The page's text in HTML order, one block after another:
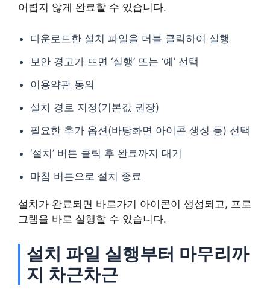
어렵지 않게 완료할 수 있습니다.
다운로드한 설치 파일을 더블 클릭하여 실행
보안 경고가 뜨면 ‘실행’ 또는 ‘예’ 선택
이용약관 동의
설치 경로 지정(기본값 권장)
필요한 추가 옵션(바탕화면 아이콘 생성 등) 선택
‘설치’ 버튼 클릭 후 완료까지 대기
마침 버튼으로 설치 종료
설치가 완료되면 바로가기 아이콘이 생성되고, 프로
그램을 바로 실행할 수 있습니다.
설치 파일 실행부터 마무리까
지 차근차근